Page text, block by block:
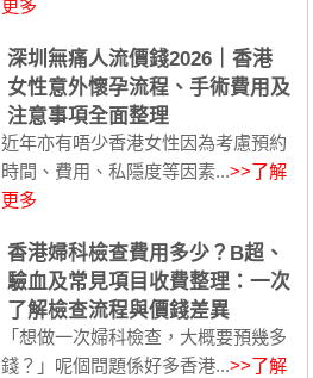
更多
深圳無痛人流價錢2026｜香港
女性意外懷孕流程、手術費用及
注意事項全面整理
近年亦有唔少香港女性因為考慮預約
時間、費用、私隱度等因素...>>了解
更多
香港婦科檢查費用多少？B超、
驗血及常見項目收費整理：一次
了解檢查流程與價錢差異
「想做一次婦科檢查，大概要預幾多
錢？」呢個問題係好多香港...>>了解